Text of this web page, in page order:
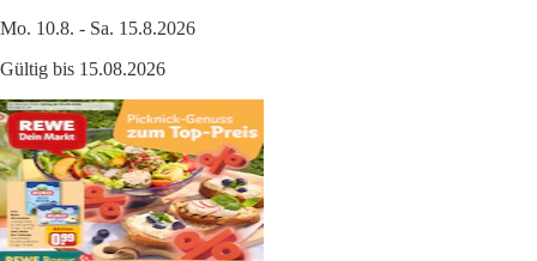
Mo. 10.8. - Sa. 15.8.2026
Gültig bis 15.08.2026